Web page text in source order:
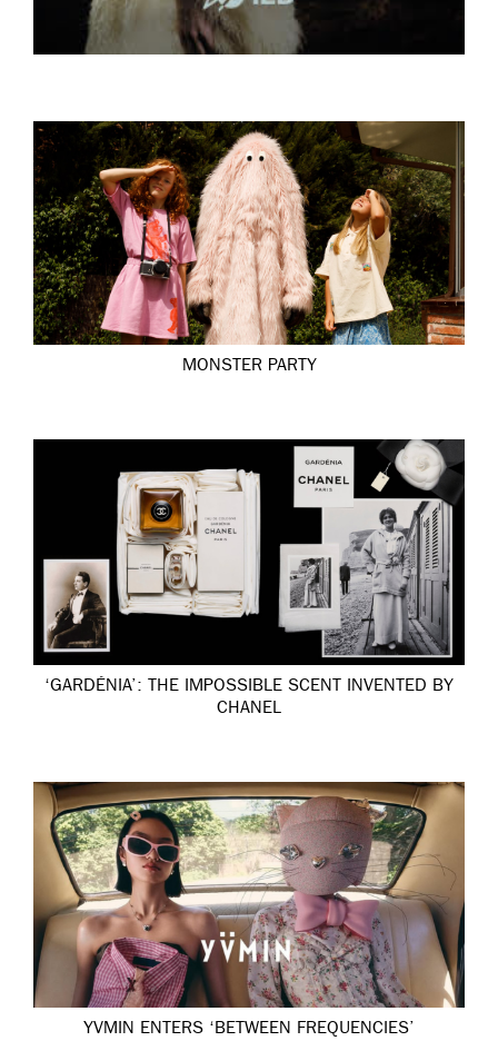
MONSTER PARTY
‘GARDÉNIA’: THE IMPOSSIBLE SCENT INVENTED BY
CHANEL
YVMIN ENTERS ‘BETWEEN FREQUENCIES’